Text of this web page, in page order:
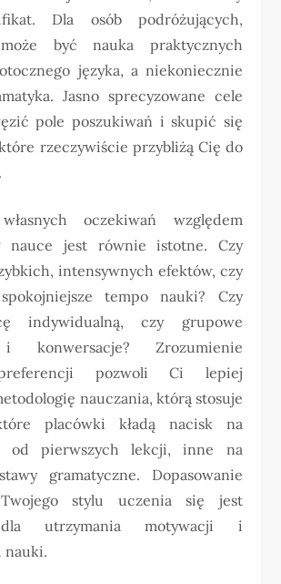
Dla osób podróżujących,
być nauka praktycznych
języka, a niekoniecznie
Jasno sprecyzowane cele
pole poszukiwań i skupić się
rzeczywiście przybliżą Cię do
oczekiwań względem
nauce jest równie istotne. Czy
intensywnych efektów, czy
tempo nauki? Czy
indywidualną, czy grupowe
konwersacje? Zrozumienie
pozwoli Ci lepiej
nauczania, którą stosuje
placówki kładą nacisk na
od pierwszych lekcji, inne na
gramatyczne. Dopasowanie
stylu uczenia się jest
utrzymania motywacji i
nauki.